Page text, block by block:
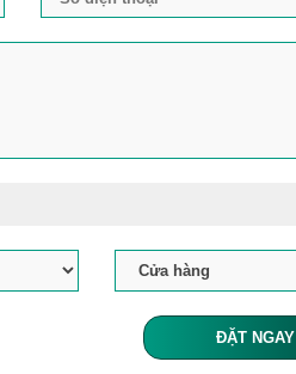
ĐẶT NGAY